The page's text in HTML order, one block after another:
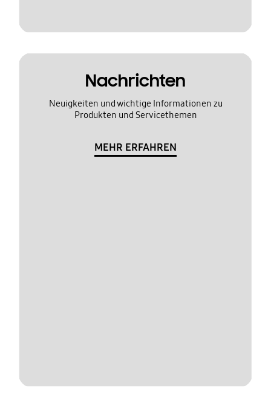
Nachrichten
Neuigkeiten und wichtige Informationen zu
Produkten und Servicethemen
MEHR ERFAHREN